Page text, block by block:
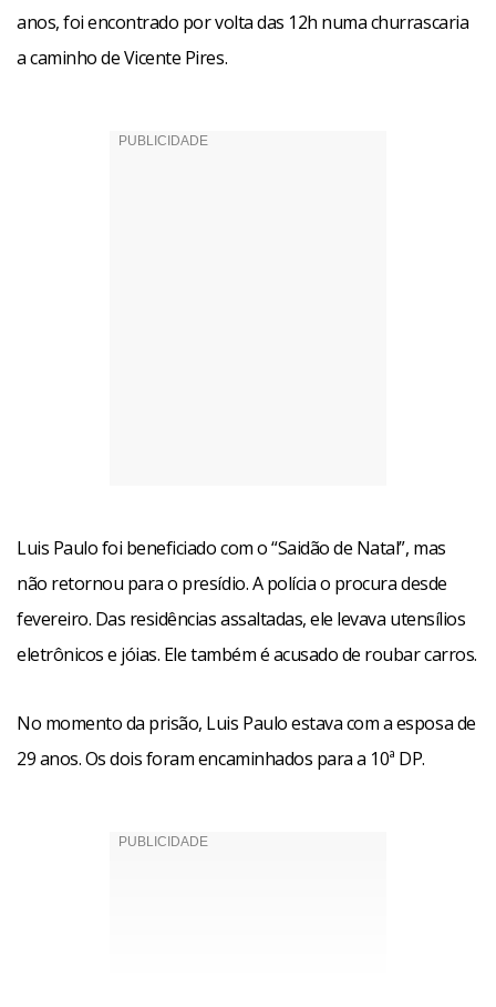
anos, foi encontrado por volta das 12h numa churrascaria
a caminho de Vicente Pires.
Luis Paulo foi beneficiado com o “Saidão de Natal”, mas
não retornou para o presídio. A polícia o procura desde
fevereiro. Das residências assaltadas, ele levava utensílios
eletrônicos e jóias. Ele também é acusado de roubar carros.
No momento da prisão, Luis Paulo estava com a esposa de
29 anos. Os dois foram encaminhados para a 10ª DP.